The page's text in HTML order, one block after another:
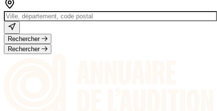
Rechercher
Rechercher